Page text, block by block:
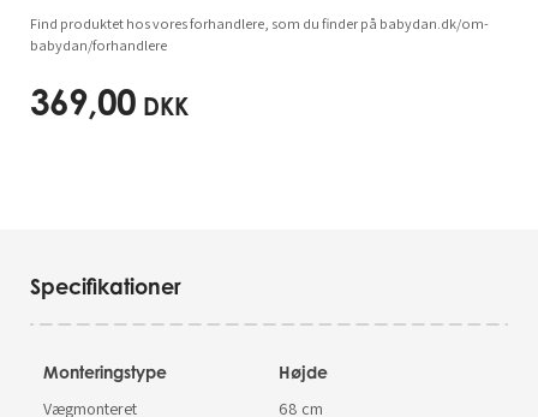
Find produktet hos vores forhandlere, som du finder på babydan.dk/om-
babydan/forhandlere
369,00 DKK
Specifikationer
Monteringstype
Vægmonteret
Højde
68 cm